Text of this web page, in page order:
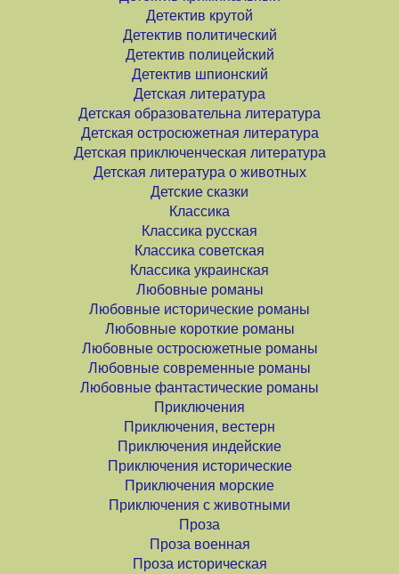
Детектив крутой
Детектив политический
Детектив полицейский
Детектив шпионский
Детская литература
Детская образовательна литература
Детская остросюжетная литература
Детская приключенческая литература
Детская литература о животных
Детские сказки
Классика
Классика русская
Классика советская
Классика украинская
Любовные романы
Любовные исторические романы
Любовные короткие романы
Любовные остросюжетные романы
Любовные современные романы
Любовные фантастические романы
Приключения
Приключения, вестерн
Приключения индейские
Приключения исторические
Приключения морские
Приключения с животными
Проза
Проза военная
Проза историческая